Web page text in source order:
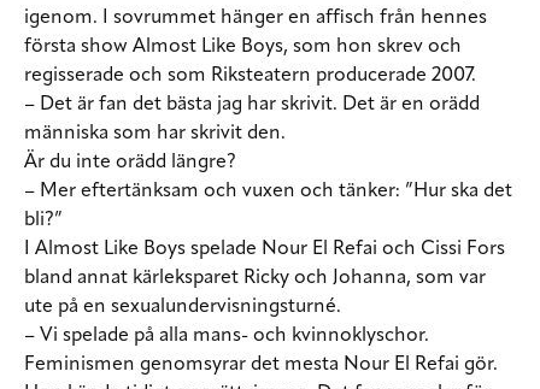
igenom. I sovrummet hänger en affisch från hennes
första show Almost Like Boys, som hon skrev och
regisserade och som Riksteatern producerade 2007.
– Det är fan det bästa jag har skrivit. Det är en orädd
människa som har skrivit den.
Är du inte orädd längre?
– Mer eftertänksam och vuxen och tänker: ”Hur ska det
bli?”
I Almost Like Boys spelade Nour El Refai och Cissi Fors
bland annat kärleksparet Ricky och Johanna, som var
ute på en sexualundervisningsturné.
– Vi spelade på alla mans- och kvinnoklyschor.
Feminismen genomsyrar det mesta Nour El Refai gör.